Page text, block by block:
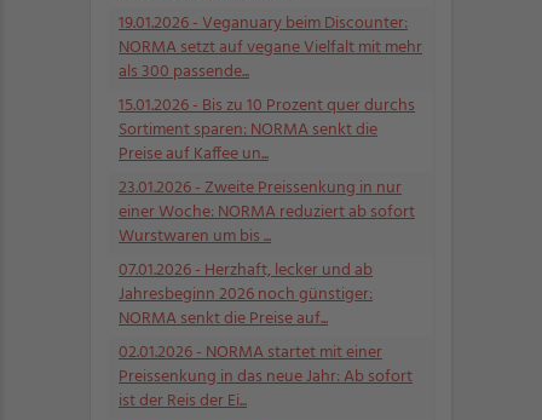
19.01.2026- Veganuary beim Discounter:
NORMA setzt auf vegane Vielfalt mit mehr
als 300 passende...
15.01.2026- Bis zu 10 Prozent quer durchs
Sortiment sparen: NORMA senkt die
Preise auf Kaffee un...
23.01.2026- Zweite Preissenkung in nur
einer Woche: NORMA reduziert ab sofort
Wurstwaren um bis ...
07.01.2026- Herzhaft, lecker und ab
Jahresbeginn 2026 noch günstiger:
NORMA senkt die Preise auf...
02.01.2026- NORMA startet mit einer
Preissenkung in das neue Jahr: Ab sofort
ist der Reis der Ei...